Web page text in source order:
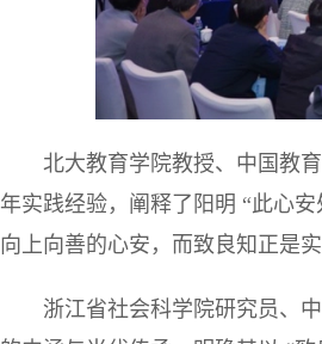
北大教育学院教授、中国教
年实践经验，阐释了阳明 “此心
向上向善的心安，而致良知正是
浙江省社会科学院研究员、